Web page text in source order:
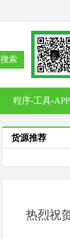
搜索
程序-工具-APP
货源推荐
热烈祝